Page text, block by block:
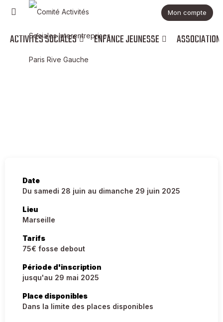
Mon compte
ACTIVITÉS SOCIALES ENFANCE JEUNESSE
Date
Du samedi 28 juin au dimanche 29 juin 2025
Lieu
Marseille
Tarifs
75€ fosse debout
Période d'inscription
jusqu'au 29 mai 2025
Place disponibles
Dans la limite des places disponibles